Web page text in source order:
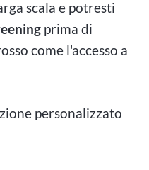
scala e potresti
prima di
come l'accesso a
personalizzato